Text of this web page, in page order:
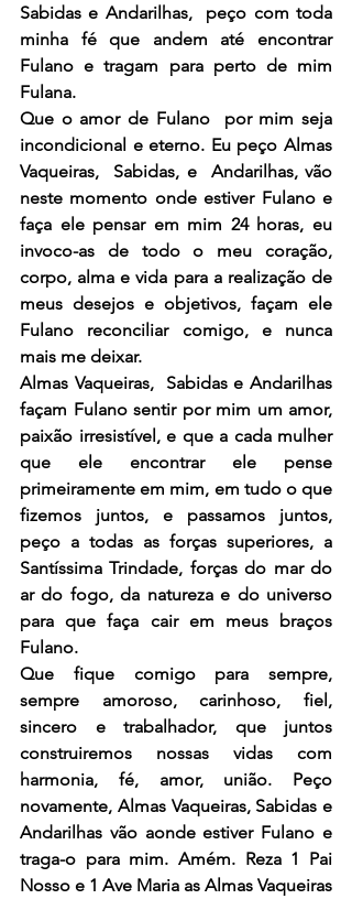
Sabidas e Andarilhas,  peço com toda
minha fé que andem até encontrar
Fulano e tragam para perto de mim
Fulana.
Que o amor de Fulano  por mim seja
incondicional e eterno. Eu peço Almas
Vaqueiras,  Sabidas, e  Andarilhas, vão
neste momento onde estiver Fulano e
faça ele pensar em mim 24 horas, eu
invoco-as de todo o meu coração,
corpo, alma e vida para a realização de
meus desejos e objetivos, façam ele
Fulano reconciliar comigo, e nunca
mais me deixar.
Almas Vaqueiras,  Sabidas e Andarilhas
façam Fulano sentir por mim um amor,
paixão irresistível, e que a cada mulher
que ele encontrar ele pense
primeiramente em mim, em tudo o que
fizemos juntos, e passamos juntos,
peço a todas as forças superiores, a
Santíssima Trindade, forças do mar do
ar do fogo, da natureza e do universo
para que faça cair em meus braços
Fulano.
Que fique comigo para sempre,
sempre amoroso, carinhoso, fiel,
sincero e trabalhador, que juntos
construiremos nossas vidas com
harmonia, fé, amor, união. Peço
novamente, Almas Vaqueiras, Sabidas e
Andarilhas vão aonde estiver Fulano e
traga-o para mim. Amém. Reza 1 Pai
Nosso e 1 Ave Maria as Almas Vaqueiras